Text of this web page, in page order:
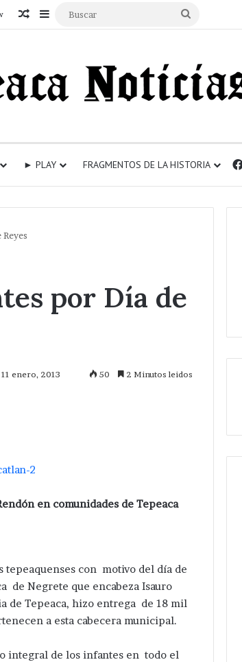
Articulo aleatorio
Sidebar
► PLAY FRAGMENTOS DE LA HISTORIA
por Día de
enero, 2013 50 2 Minutos leidos
en comunidades de Tepeaca
con motivo del día de
de Negrete que encabeza Isauro
de Tepeaca, hizo entrega de 18 mil
a esta cabecera municipal.
integral de los infantes en todo el